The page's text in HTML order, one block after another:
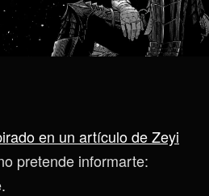
en un artículo de Zeyi
pretende informarte: